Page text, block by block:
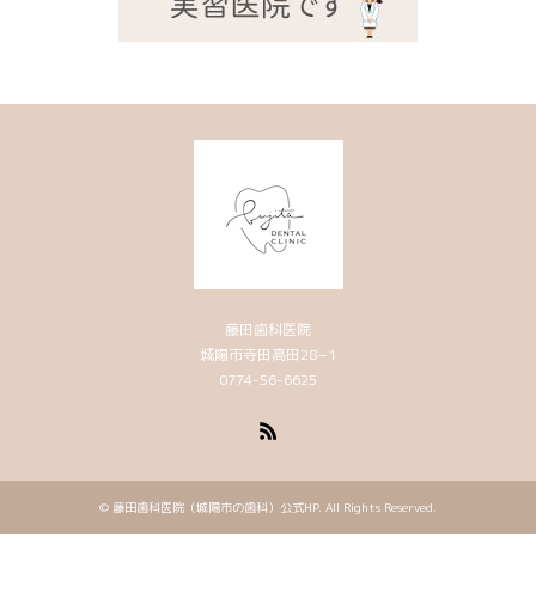
藤田歯科医院
城陽市寺田高田28−1
0774-56-6625
© 藤田歯科医院（城陽市の歯科）公式HP. All Rights Reserved.